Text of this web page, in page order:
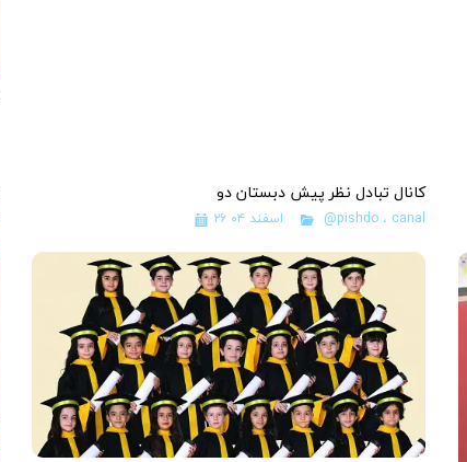
کانال تبادل نظر پیش دبستان دو
۲۶ اسفند ۰۴ @pishdo، canal